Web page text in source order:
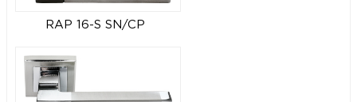
RAP 16-S SN/CP